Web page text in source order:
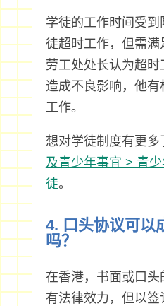
学徒的工作时间受
徒超时工作，但需
劳工处处长认为超
造成不良影响，他
工作。
想对学徒制度有更多
及青少年事宜 > 青
徒。
4. 口头协议可以
吗？
在香港，书面或口
有法律效力，但以